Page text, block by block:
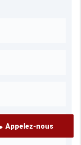
Appelez-nous